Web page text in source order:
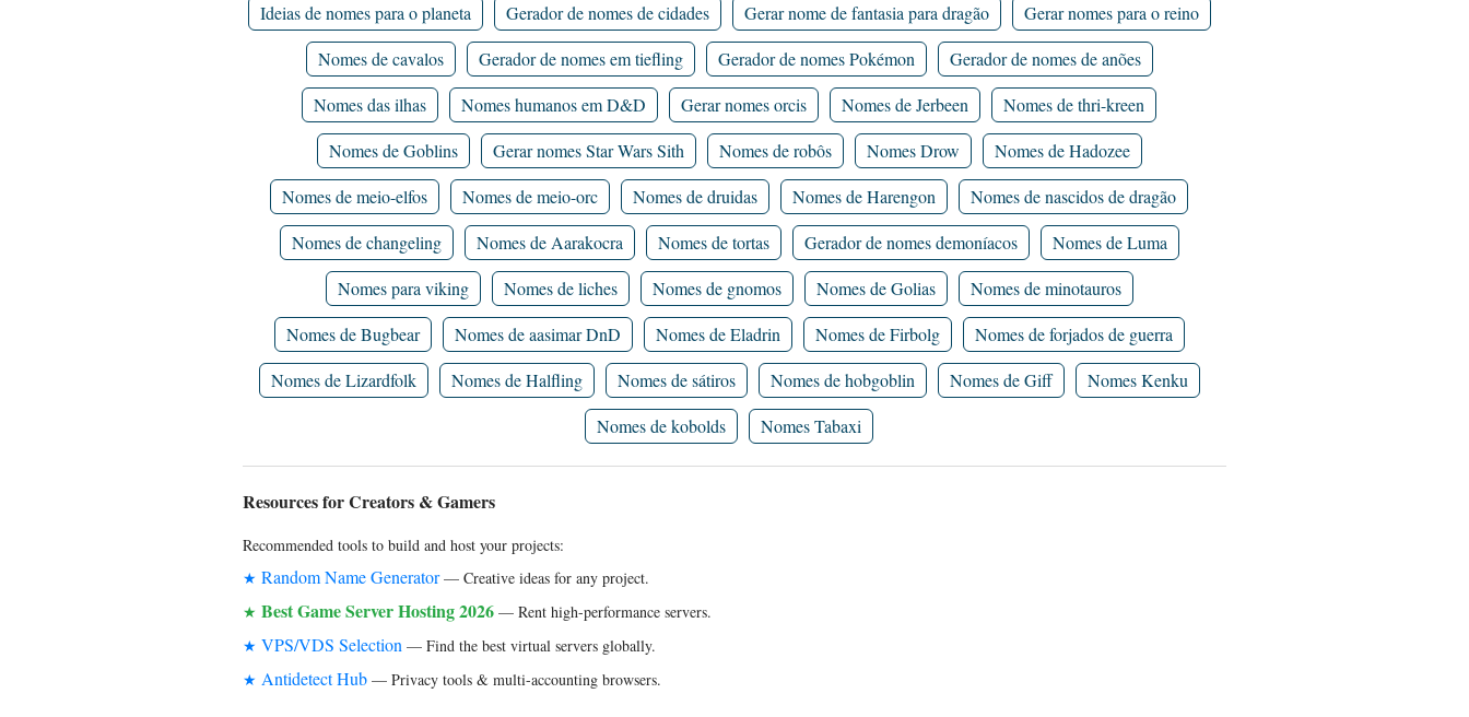
Ideias de nomes para o planeta
Gerador de nomes de cidades Gerar nome de fantasia para dragão
Gerar nomes para o reino
Nomes de cavalos
Gerador de nomes em tiefling Gerador de nomes Pokémon
Gerador de nomes de anões
Nomes das ilhas
Nomes humanos em D&D Gerar nomes orcis Nomes de Jerbeen
Nomes de thri-kreen
Nomes de Goblins
Gerar nomes Star Wars Sith Nomes de robôs Nomes Drow
Nomes de Hadozee
Nomes de meio-elfos
Nomes de meio-orc Nomes de druidas Nomes de Harengon
Nomes de nascidos de dragão
Nomes de changeling
Nomes de Aarakocra Nomes de tortas Gerador de nomes demoníacos
Nomes de Luma
Nomes para viking
Nomes de liches Nomes de gnomos Nomes de Golias
Nomes de minotauros
Nomes de Bugbear
Nomes de aasimar DnD Nomes de Eladrin Nomes de Firbolg
Nomes de forjados de guerra
Nomes de Lizardfolk
Nomes de Halfling Nomes de sátiros Nomes de hobgoblin Nomes de Giff
Nomes Kenku
Nomes de kobolds
Nomes Tabaxi
Resources for Creators & Gamers
Recommended tools to build and host your projects:
★ Random Name Generator— Creative ideas for any project.
★ Best Game Server Hosting 2026 — Rent high-performance servers.
★ VPS/VDS Selection — Find the best virtual servers globally.
★ Antidetect Hub — Privacy tools & multi-accounting browsers.